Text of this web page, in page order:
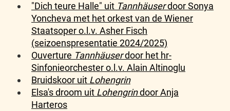
"Dich teure Halle" uit Tannhäuserdoor Sonya
Yoncheva met het orkest van de Wiener
Staatsoper o.l.v. Asher Fisch
(seizoenspresentatie 2024/2025)
Ouverture Tannhäuserdoor het hr-
Sinfonieorchester o.l.v. Alain Altinoglu
Bruidskoor uit Lohengrin
Elsa's droom uit Lohengrindoor Anja
Harteros